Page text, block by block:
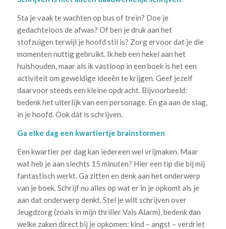
Sta je vaak te wachten op bus of trein? Doe je
gedachteloos de afwas? Of ben je druk aan het
stofzuigen terwijl je hoofd stil is? Zorg ervoor dat je die
momenten nuttig gebruikt. Ik heb een hekel aan het
huishouden, maar als ik vastloop in een boek is het een
activiteit om gewéldige ideeën te krijgen. Geef jezelf
daarvoor steeds een kleine opdracht. Bijvoorbeeld:
bedenk het uiterlijk van een personage. En ga aan de slag,
in je hoofd. Ook dát is schrijven.
Ga elke dag een kwartiertje brainstormen
Een kwartier per dag kan iedereen wel vrijmaken. Maar
wat heb je aan slechts 15 minuten? Hier een tip die bij mij
fantastisch werkt. Ga zitten en denk aan het onderwerp
van je boek. Schrijf nu alles op wat er in je opkomt als je
aan dat onderwerp denkt. Stel je wilt schrijven over
Jeugdzorg (zoals in mijn thriller Vals Alarm), bedenk dan
welke zaken direct bij je opkomen: kind – angst – verdriet